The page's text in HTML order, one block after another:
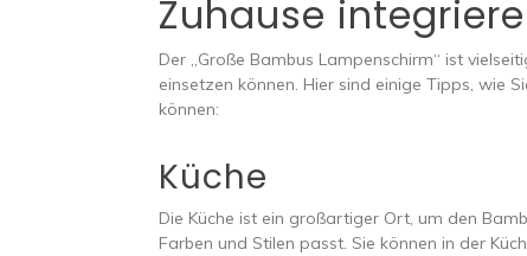
Zuhause
Der „Große Bambus Lampenschirm“ ist
einsetzen können. Hier sind einige Tipps, wie
können:
Küche
Die Küche ist ein großartiger Ort, um den
Farben und Stilen passt. Sie können in der